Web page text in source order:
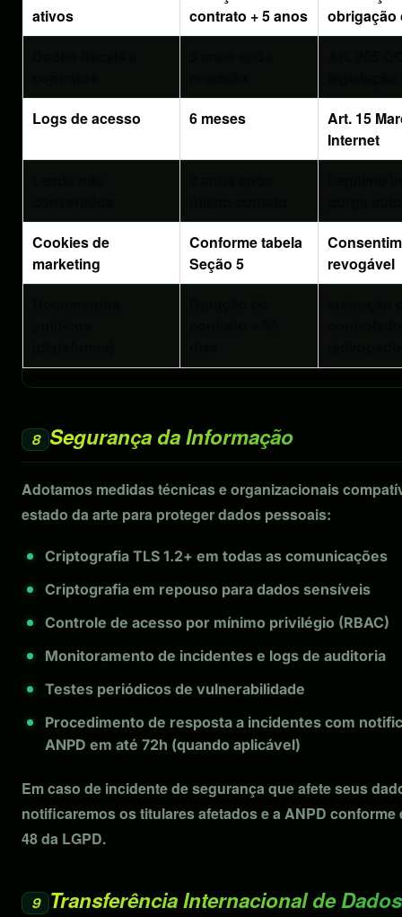
ativos
contrato + 5 anos
obrigação
Logs de acesso
6 meses
Art. 15
Internet
Cookies de
marketing
Conforme tabela
Seção 5
revogável
8 Segurança da Informação
Adotamos medidas técnicas e organizacionais
estado da arte para proteger dados pessoais:
Criptografia TLS 1.2+ em todas as comunicações
Criptografia em repouso para dados sensíveis
Controle de acesso por mínimo privilégio (RBAC)
Monitoramento de incidentes e logs de auditoria
Testes periódicos de vulnerabilidade
Procedimento de resposta a incidentes com
ANPD em até 72h (quando aplicável)
Em caso de incidente de segurança que afete seus
notificaremos os titulares afetados e a ANPD conforme
48 da LGPD.
9 Transferência Internacional de Dados